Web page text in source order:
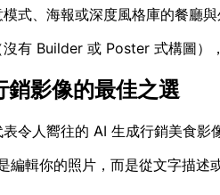
式、海報或深度風格庫的餐廳與
有 Builder 或 Poster 式構圖）
影像的最佳之選
令人嚮往的 AI 生成行銷美食影
輯你的照片，而是從文字描